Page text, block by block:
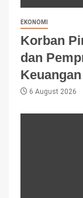
EKONOMI
Korban
dan
6 August 2026